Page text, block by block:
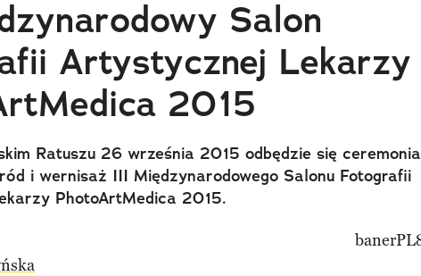
Salon
Artystycznej Lekarzy
2015
Ratuszu 26 września 2015 odbędzie się ceremonia
i wernisaż III Międzynarodowego Salonu Fotografii
PhotoArtMedica 2015.